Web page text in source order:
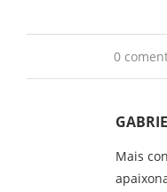
0
Mais